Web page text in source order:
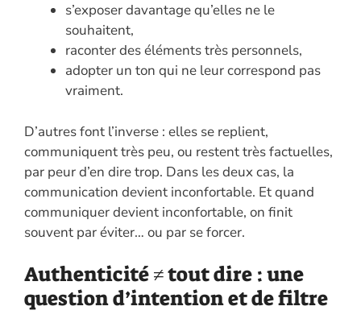
s’exposer davantage qu’elles ne le
souhaitent,
raconter des éléments très personnels,
adopter un ton qui ne leur correspond pas
vraiment.
D’autres font l’inverse : elles se replient,
communiquent très peu, ou restent très factuelles,
par peur d’en dire trop. Dans les deux cas, la
communication devient inconfortable. Et quand
communiquer devient inconfortable, on finit
souvent par éviter… ou par se forcer.
Authenticité ≠ tout dire : une
question d’intention et de filtre